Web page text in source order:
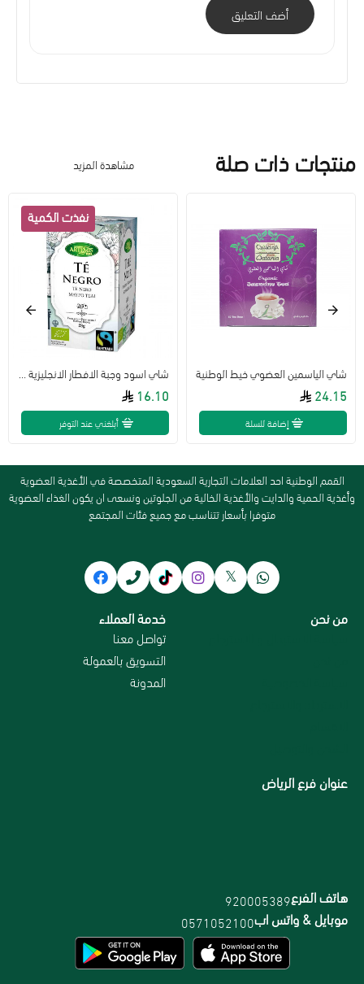
أضف التعليق
منتجات ذات صلة مشاهدة المزيد
شاي الياسمين العضوي خيط الوطنية
24.15
إضافة للسلة
16.10
أبلغني عند التوفر
القمم الوطنية احد العلامات التجارية السعودية المتخصصة في الأغذية العضوية
وأغذية الحمية والدايت والأغذية الخالية من الجلوتين ونسعى ان يكون الغذاء العضوية
متوفرا بأسعار تتناسب مع جميع فئات المجتمع
من نحن خدمة العملاء
تواصل معنا
التسويق بالعمولة
المدونة
عنوان فرع الرياض
هاتف الفرع920005389
موبايل & واتس اب0571052100